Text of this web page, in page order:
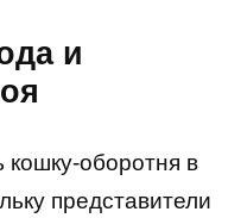
и
кошку-оборотня в
представители